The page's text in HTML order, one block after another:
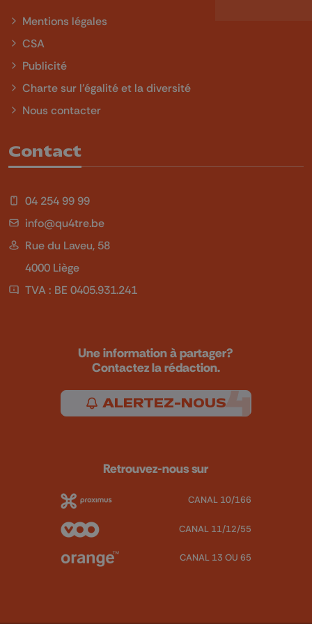
Mentions légales
CSA
Publicité
Charte sur l'égalité et la diversité
Nous contacter
Contact
04 254 99 99
info@qu4tre.be
Rue du Laveu, 58
4000 Liège
TVA : BE 0405.931.241
Une information à partager?
Contactez la rédaction.
ALERTEZ-NOUS
Retrouvez-nous sur
CANAL 10/166
CANAL 11/12/55
CANAL 13 OU 65